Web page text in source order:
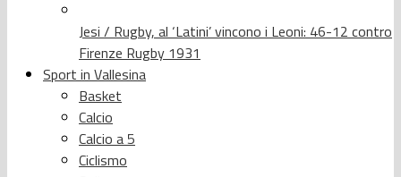
Jesi / Rugby, al ‘Latini’ vincono i Leoni: 46-12 contro
Firenze Rugby 1931
Sport in Vallesina
Basket
Calcio
Calcio a 5
Ciclismo